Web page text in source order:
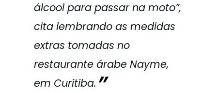
álcool para passar na moto”,
cita lembrando as medidas
extras tomadas no
restaurante árabe Nayme,
em Curitiba.